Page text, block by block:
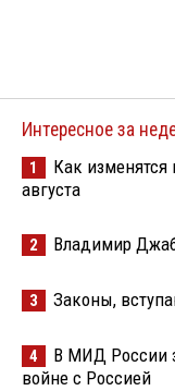
Интересное за
1
Как изменятся
августа
2 Владимир
3 Законы,
4
В МИД России
войне с Россией